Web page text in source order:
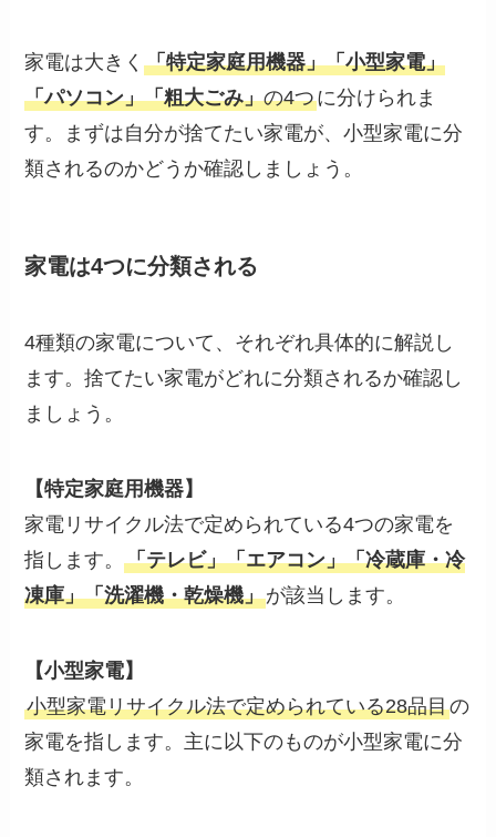
家電は大きく「特定家庭用機器」「小型家電」
「パソコン」「粗大ごみ」の4つに分けられま
す。まずは自分が捨てたい家電が、小型家電に分
類されるのかどうか確認しましょう。
家電は4つに分類される
4種類の家電について、それぞれ具体的に解説し
ます。捨てたい家電がどれに分類されるか確認し
ましょう。
【特定家庭用機器】
家電リサイクル法で定められている4つの家電を
指します。「テレビ」「エアコン」「冷蔵庫・冷
凍庫」「洗濯機・乾燥機」が該当します。
【小型家電】
小型家電リサイクル法で定められている28品目の
家電を指します。主に以下のものが小型家電に分
類されます。